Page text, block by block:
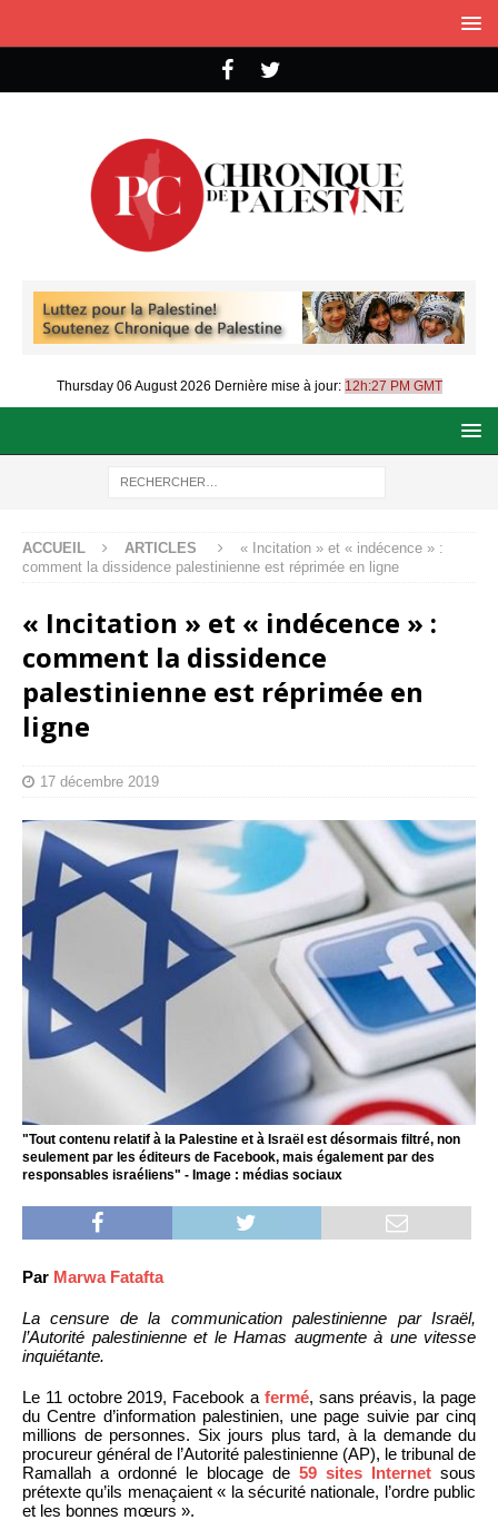
Thursday 06 August 2026 Dernière mise à jour: 12h:27 PM GMT
ACCUEIL ARTICLES
« Incitation » et « indécence » :
comment la dissidence palestinienne est réprimée en ligne
« Incitation » et « indécence » :
comment la dissidence
palestinienne est réprimée en
ligne
17 décembre 2019
"Tout contenu relatif à la Palestine et à Israël est désormais filtré, non
seulement par les éditeurs de Facebook, mais également par des
responsables israéliens" - Image : médias sociaux
Par Marwa Fatafta
La censure de la communication palestinienne par Israël,
l’Autorité palestinienne et le Hamas augmente à une vitesse
inquiétante.
Le 11 octobre 2019, Facebook a fermé, sans préavis, la page
du Centre d’information palestinien, une page suivie par cinq
millions de personnes. Six jours plus tard, à la demande du
procureur général de l’Autorité palestinienne (AP), le tribunal de
Ramallah a ordonné le blocage de 59 sites Internet sous
prétexte qu’ils menaçaient « la sécurité nationale, l’ordre public
et les bonnes mœurs ».